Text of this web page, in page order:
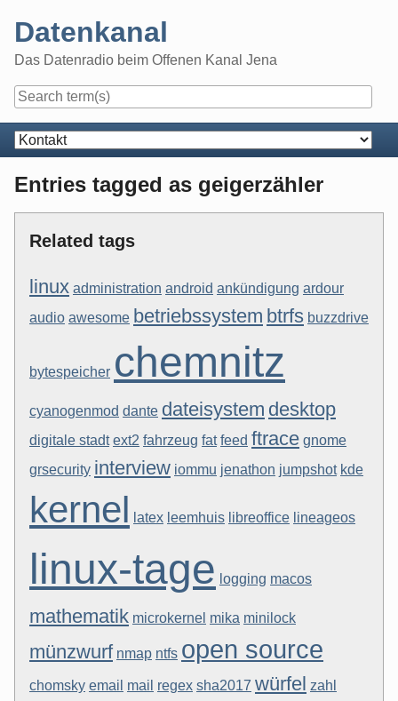
content
Datenkanal
Das Datenradio beim Offenen Kanal Jena
Navigation
Entries tagged as geigerzähler
Related tags
linux administration android ankündigung ardour
audio awesome betriebssystem btrfs buzzdrive
bytespeicher chemnitz
cyanogenmod dante dateisystem desktop
digitale stadt ext2 fahrzeug fat feed ftrace gnome
grsecurity interview iommu jenathon jumpshot kde
kernel latex leemhuis libreoffice lineageos
linux-tage logging macos
mathematik microkernel mika minilock
münzwurf nmap ntfs open source
chomsky email mail regex sha2017 würfel zahl